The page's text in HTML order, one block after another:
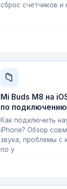
сброс счетчиков и
📁
Mi Buds M8 на
по подключению
Как подключить
iPhone? Обзор
звука, проблемы с
по у